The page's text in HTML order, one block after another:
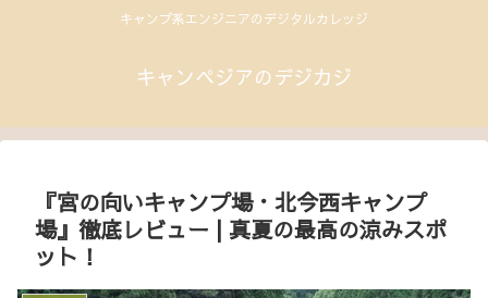
キャンプ系エンジニアのデジタルカレッジ
キャンペジアのデジカジ
『宮の向いキャンプ場・北今西キャンプ
場』徹底レビュー | 真夏の最高の涼みスポ
ット！